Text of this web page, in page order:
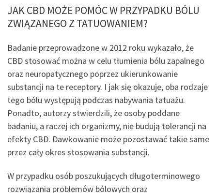
JAK CBD MOŻE POMÓC W PRZYPADKU BÓLU
ZWIĄZANEGO Z TATUOWANIEM?
Badanie przeprowadzone w 2012 roku wykazało, że
CBD stosować można w celu tłumienia bólu zapalnego
oraz neuropatycznego poprzez ukierunkowanie
substancji na te receptory. I jak się okazuje, oba rodzaje
tego bólu występują podczas nabywania tatuażu.
Ponadto, autorzy stwierdzili, że osoby poddane
badaniu, a raczej ich organizmy, nie budują tolerancji na
efekty CBD. Dawkowanie może pozostawać takie same
przez cały okres stosowania substancji.
W przypadku osób poszukujących długoterminowego
rozwiązania problemów bólowych oraz